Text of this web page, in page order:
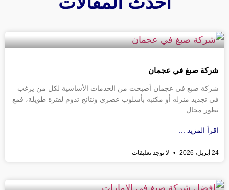
شركة صبغ في عجمان
شركة صبغ في عجمان أصبحت من الخدمات الأساسية لكل من يرغب
في تجديد منزله أو مكتبه بأسلوب عصري ونتائج تدوم لفترة طويلة، فمع
تطور مجال
اقرأ المزيد ...
24 أبريل، 2026 لا توجد تعليقات